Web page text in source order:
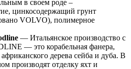
в своем роде –
цинкосодержащий грунт
VOLVO), полимерное
— Итальянское производство с
— это корабельная фанера,
дерева сейба и дуба. В
производят отделку яхт и